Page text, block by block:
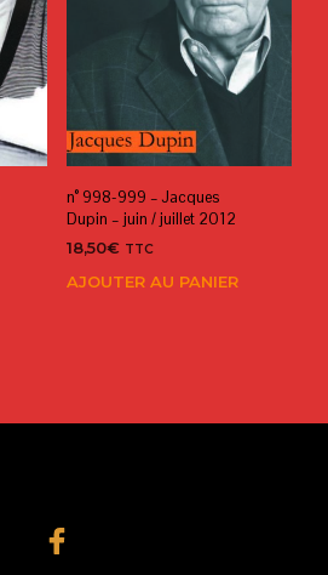
n° 998-999 – Jacques
Dupin – juin / juillet 2012
18,50€ TTC
AJOUTER AU PANIER